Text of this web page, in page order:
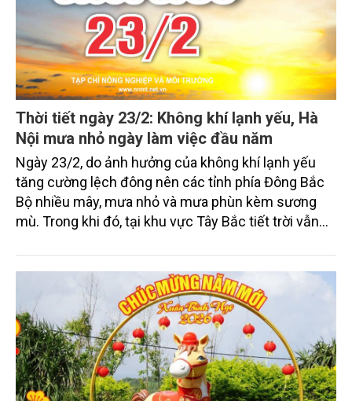
Thời tiết ngày 23/2: Không khí lạnh yếu, Hà
Nội mưa nhỏ ngày làm việc đầu năm
Ngày 23/2, do ảnh hưởng của không khí lạnh yếu
tăng cường lệch đông nên các tỉnh phía Đông Bắc
Bộ nhiều mây, mưa nhỏ và mưa phùn kèm sương
mù. Trong khi đó, tại khu vực Tây Bắc tiết trời vẫn
Khu vực Bắc Trung Bộ có mưa vài nơi, sáng sớm có
sương mù và sương mù nhẹ rải rác. Các khu vực
khác chiều tối và đêm có mưa rào và dông vài nơi;
ngày nắng, riêng Nam Bộ có nơi nắng nóng.